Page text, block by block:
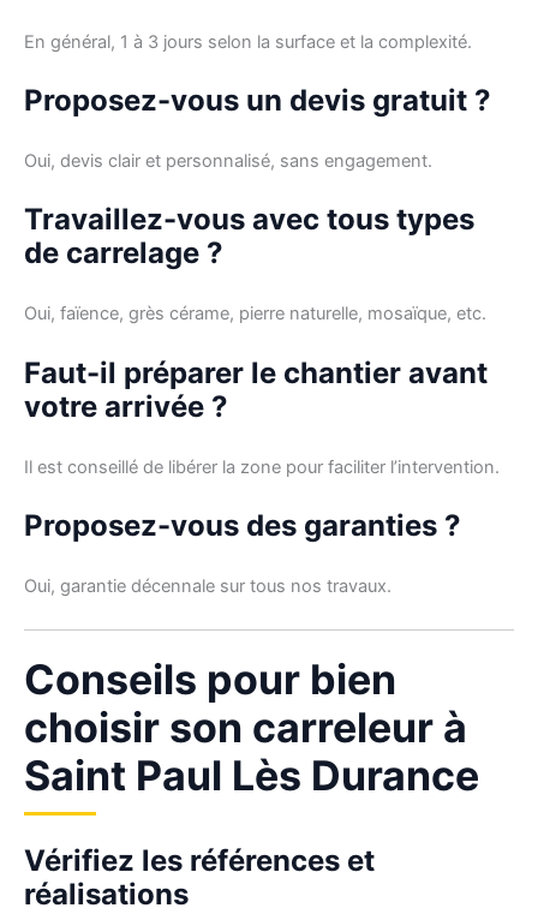
En général, 1 à 3 jours selon la surface et la complexité.
Proposez-vous un devis gratuit ?
Oui, devis clair et personnalisé, sans engagement.
Travaillez-vous avec tous types
de carrelage ?
Oui, faïence, grès cérame, pierre naturelle, mosaïque, etc.
Faut-il préparer le chantier avant
votre arrivée ?
Il est conseillé de libérer la zone pour faciliter l’intervention.
Proposez-vous des garanties ?
Oui, garantie décennale sur tous nos travaux.
Conseils pour bien
choisir son carreleur à
Saint Paul Lès Durance
Vérifiez les références et
réalisations